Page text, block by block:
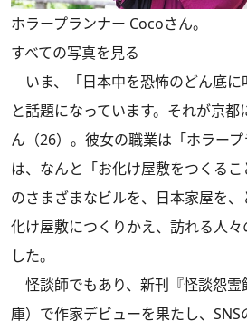
ホラープランナー Cocoさん。
すべての写真を見る
いま、「日本中を恐怖のどん底に
と話題になっています。それが京
ん（26）。彼女の職業は「ホラー
は、なんと「お化け屋敷をつくる
のさまざまなビルを、日本家屋を
化け屋敷につくりかえ、訪れる人
した。
怪談師でもあり、新刊『怪談怨霊
庫）で作家デビューを果たし、